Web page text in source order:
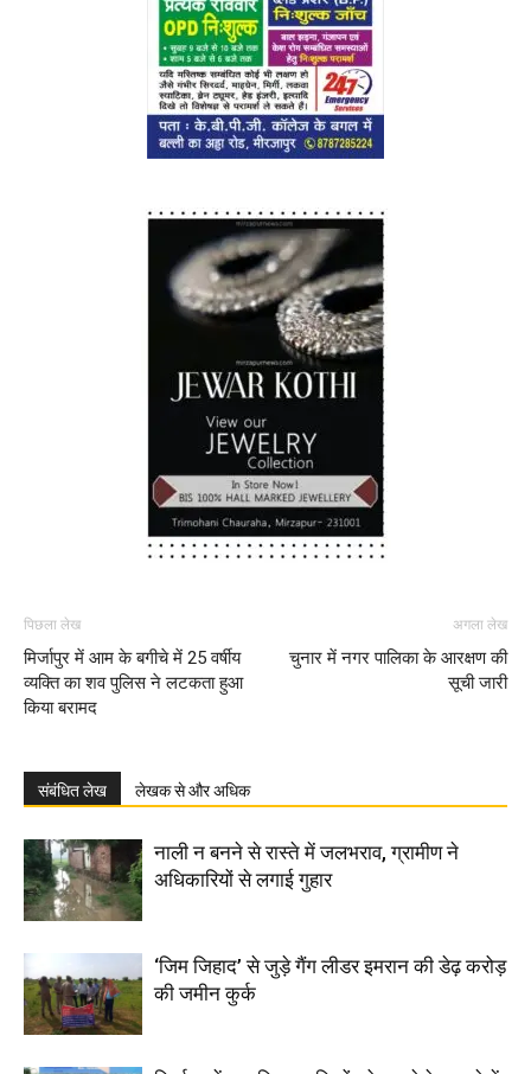
पिछला लेख
मिर्जापुर में आम के बगीचे में 25 वर्षीय
व्यक्ति का शव पुलिस ने लटकता हुआ
किया बरामद
अगला लेख
चुनार में नगर पालिका के आरक्षण की
सूची जारी
संबंधित लेख लेखक से और अधिक
नाली न बनने से रास्ते में जलभराव, ग्रामीण ने
अधिकारियों से लगाई गुहार
‘जिम जिहाद’ से जुड़े गैंग लीडर इमरान की डेढ़ करोड़
की जमीन कुर्क